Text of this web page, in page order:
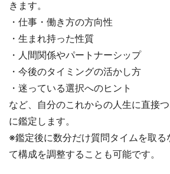
きます。
・仕事・働き方の方向性
・生まれ持った性質
・人間関係やパートナーシップ
・今後のタイミングの活かし方
・迷っている選択へのヒント
など、自分のこれからの人生に直接
に鑑定します。
※鑑定後に数分だけ質問タイムを取
て構成を調整することも可能です。